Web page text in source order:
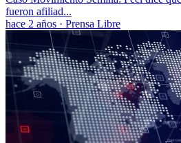
fueron afiliad...
hace 2 años · Prensa Libre